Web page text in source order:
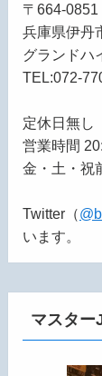
〒664-0851
兵庫県伊丹
グランドハ
TEL:072-
定休日無し
営業時間
金・土・祝
Twitter（
います。
マスター